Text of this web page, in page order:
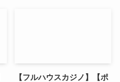
【フルハウスカジノ】【ポ